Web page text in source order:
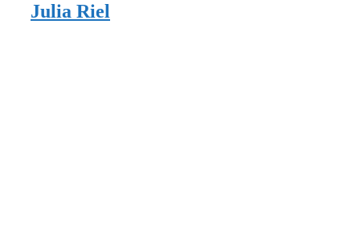
Julia Riel